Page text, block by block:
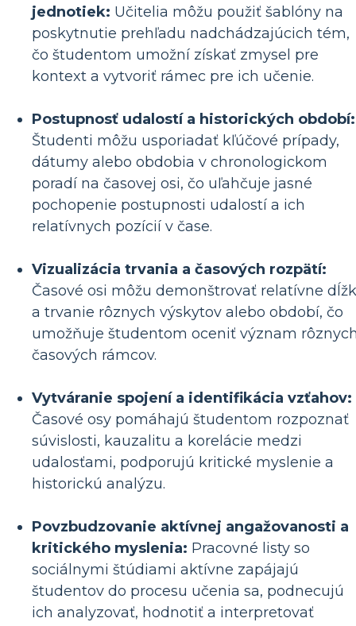
jednotiek: Učitelia môžu použiť šablóny na
poskytnutie prehľadu nadchádzajúcich tém,
čo študentom umožní získať zmysel pre
kontext a vytvoriť rámec pre ich učenie.
Postupnosť udalostí a historických období:
Študenti môžu usporiadať kľúčové prípady,
dátumy alebo obdobia v chronologickom
poradí na časovej osi, čo uľahčuje jasné
pochopenie postupnosti udalostí a ich
relatívnych pozícií v čase.
Vizualizácia trvania a časových rozpätí:
Časové osi môžu demonštrovať relatívne
a trvanie rôznych výskytov alebo období, čo
umožňuje študentom oceniť význam
časových rámcov.
Vytváranie spojení a identifikácia vzťahov:
Časové osy pomáhajú študentom rozpoznať
súvislosti, kauzalitu a korelácie medzi
udalosťami, podporujú kritické myslenie a
historickú analýzu.
Povzbudzovanie aktívnej angažovanosti a
kritického myslenia: Pracovné listy so
sociálnymi štúdiami aktívne zapájajú
študentov do procesu učenia sa, podnecujú
ich analyzovať, hodnotiť a interpretovať